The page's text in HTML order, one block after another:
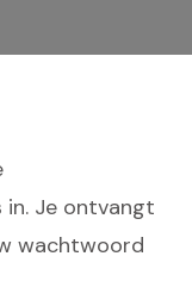
in. Je ontvangt
wachtwoord